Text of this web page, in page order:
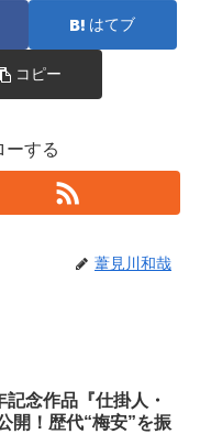
はてブ
コピー
ーする
葦見川和哉
念作品『仕掛人・
開！歴代“梅安”を振